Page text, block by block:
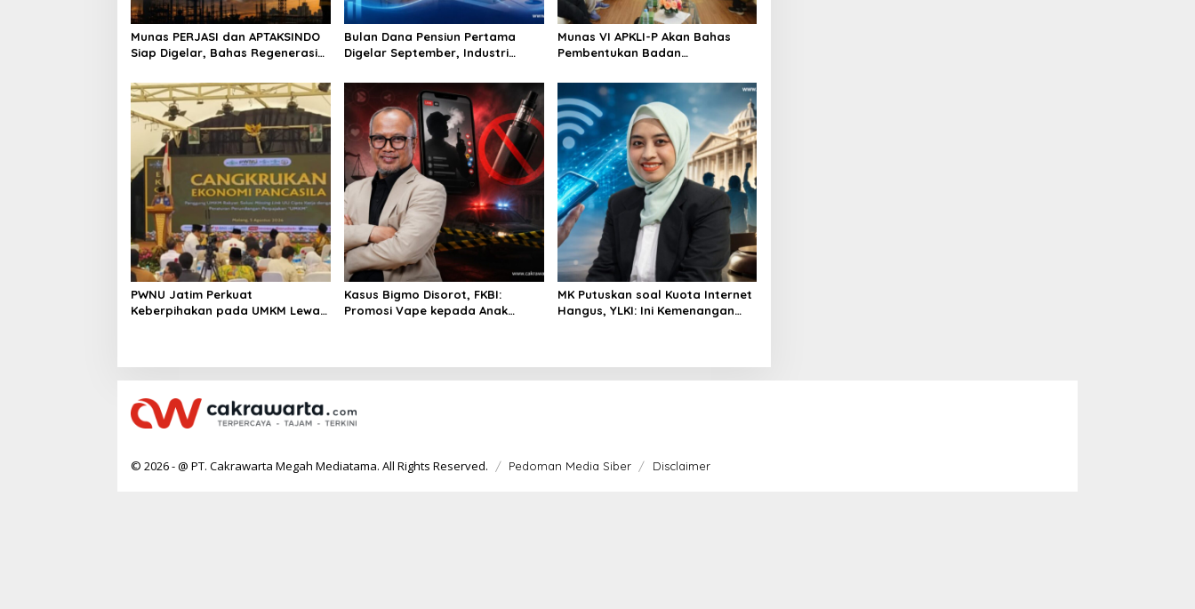
Munas PERJASI dan APTAKSINDO
Siap Digelar, Bahas Regenerasi
Bulan Dana Pensiun Pertama
Digelar September, Industri
Berkelanjutan
Munas VI APKLI-P Akan Bahas
Pembentukan Badan
Penting Hadapi Bonus Demografi
PWNU Jatim Perkuat
Keberpihakan pada UMKM Lewat
Kasus Bigmo Disorot, FKBI:
Promosi Vape kepada Anak
MK Putuskan soal Kuota Internet
Hangus, YLKI: Ini Kemenangan
© 2026 - @ PT. Cakrawarta Megah Mediatama. All Rights Reserved. Pedoman Media Siber Disclaimer